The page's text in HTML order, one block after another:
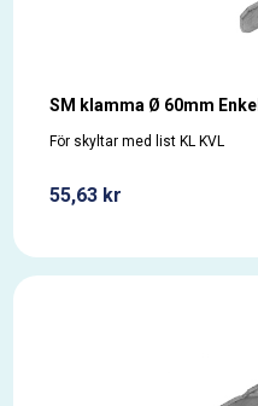
SM klamma Ø 60mm Enkel
För skyltar med list KL KVL
55,63 kr